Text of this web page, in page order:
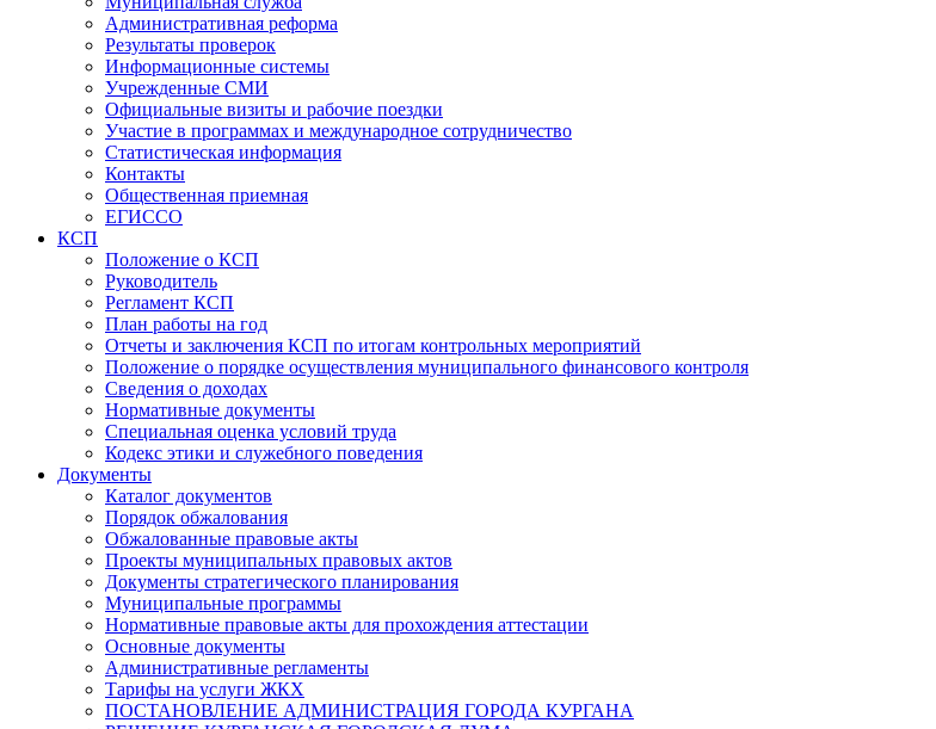
Административная реформа
Результаты проверок
Информационные системы
Учрежденные СМИ
Официальные визиты и рабочие поездки
Участие в программах и международное сотрудничество
Статистическая информация
Контакты
Общественная приемная
ЕГИССО
КСП
Положение о КСП
Руководитель
Регламент КСП
План работы на год
Отчеты и заключения КСП по итогам контрольных мероприятий
Положение о порядке осуществления муниципального финансового контроля
Сведения о доходах
Нормативные документы
Специальная оценка условий труда
Кодекс этики и служебного поведения
Документы
Каталог документов
Порядок обжалования
Обжалованные правовые акты
Проекты муниципальных правовых актов
Документы стратегического планирования
Муниципальные программы
Нормативные правовые акты для прохождения аттестации
Основные документы
Административные регламенты
Тарифы на услуги ЖКХ
ПОСТАНОВЛЕНИЕ АДМИНИСТРАЦИЯ ГОРОДА КУРГАНА